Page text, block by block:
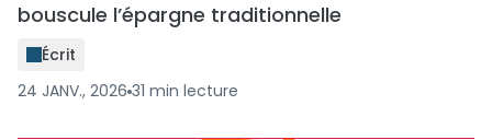
bouscule l’épargne traditionnelle
Écrit
24 JANV., 2026 31 min lecture